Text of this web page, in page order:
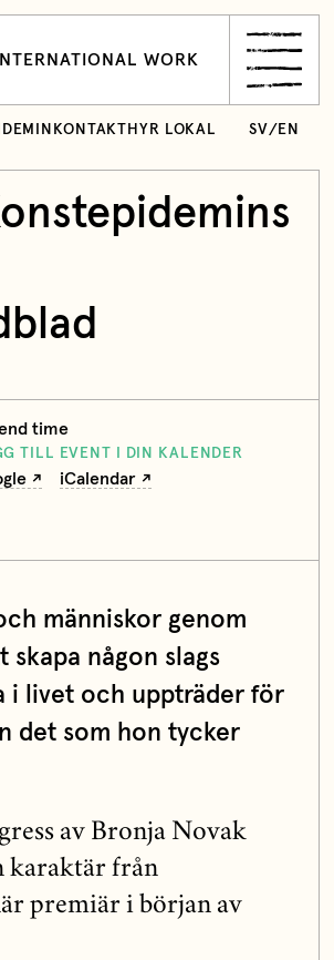
INTERNATIONAL WORK
KONTAKT HYR LOKAL SV/ EN
time
TILL EVENT I DIN KALENDER
iCalendar
människor genom
någon slags
i livet och uppträder för
det som hon tycker
av Bronja Novak
karaktär från
premiär i början av